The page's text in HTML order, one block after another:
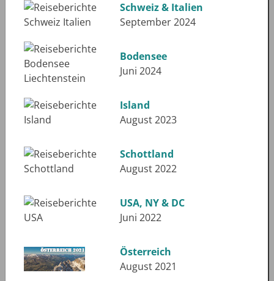
Schweiz & Italien
September 2024
Bodensee
Juni 2024
Island
August 2023
Schottland
August 2022
USA, NY & DC
Juni 2022
Österreich
August 2021